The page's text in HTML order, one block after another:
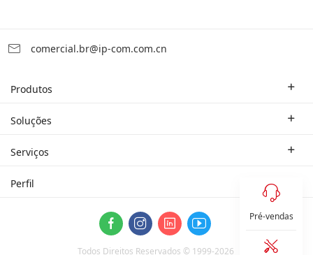
comercial.br@ip-com.com.cn
Produtos
Roteador Empresarial
Rede Doméstica
Soluções
Soluções Industriais
Serviços
Empresa do Ramo
Perfil
Todos Direitos Reservados © 1999-2026
Pré-vendas